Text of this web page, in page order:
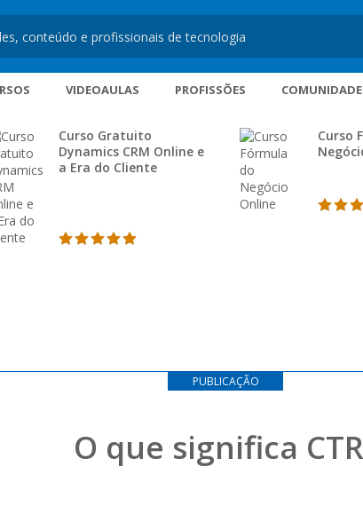
VIDEOAULAS PROFISSÕES
Curso Gratuito
Dynamics CRM Online e
a Era do Cliente
Curso
PUBLICAÇÃO
O que significa